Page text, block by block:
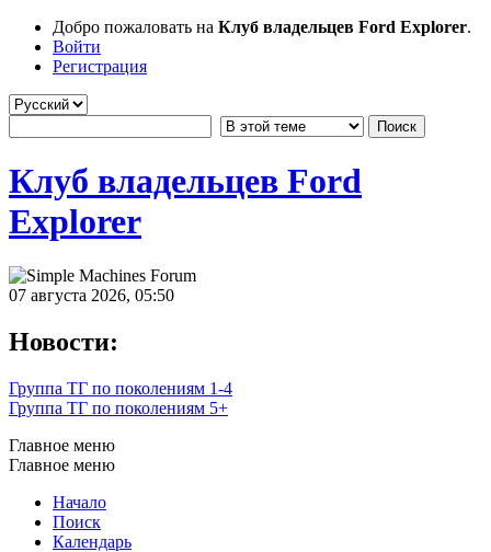
Добро пожаловать на Клуб владельцев Ford Explorer.
Войти
Регистрация
Клуб владельцев Ford
Explorer
07 августа 2026, 05:50
Новости:
Группа ТГ по поколениям 1-4
Группа ТГ по поколениям 5+
Главное меню
Главное меню
Начало
Поиск
Календарь